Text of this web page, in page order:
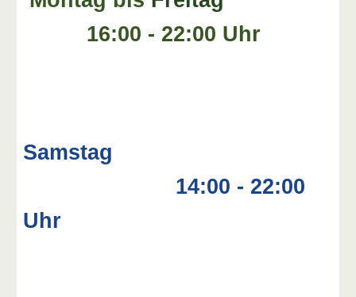
16:00 - 22:00 Uhr
Samstag
14:00 - 22:00
Uhr